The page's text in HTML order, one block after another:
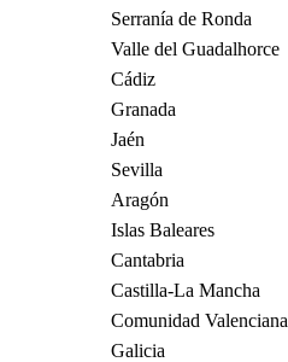
Serranía de Ronda
Valle del Guadalhorce
Cádiz
Granada
Jaén
Sevilla
Aragón
Islas Baleares
Cantabria
Castilla-La Mancha
Comunidad Valenciana
Galicia